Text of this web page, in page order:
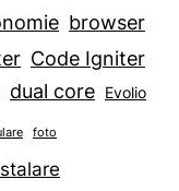
browser
Code Igniter
dual core Evolio
foto